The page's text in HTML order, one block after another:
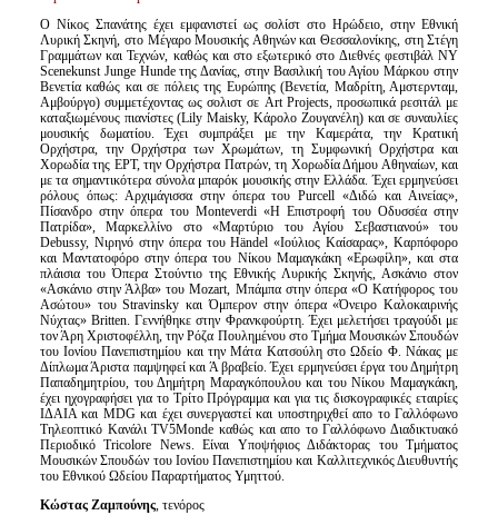
Ο Νίκος Σπανάτης έχει εμφανιστεί ως σολίστ στο Ηρώδειο, στην Εθνική
Λυρική Σκηνή, στο Μέγαρο Μουσικής Αθηνών και Θεσσαλονίκης, στη Στέγη
Γραμμάτων και Τεχνών, καθώς και στο εξωτερικό στο Διεθνές φεστιβάλ NY
Scenekunst Junge Hunde της Δανίας, στην Βασιλική του Αγίου Μάρκου στην
Βενετία καθώς και σε πόλεις της Ευρώπης (Βενετία, Μαδρίτη, Αμστερνταμ,
Αμβούργο) συμμετέχοντας ως σολιστ σε Art Projects, προσωπικά ρεσιτάλ με
καταξιωμένους πιανίστες (Lily Maisky, Κάρολο Ζουγανέλη) και σε συναυλίες
μουσικής δωματίου. Έχει συμπράξει με την Καμεράτα, την Κρατική
Ορχήστρα, την Ορχήστρα των Χρωμάτων, τη Συμφωνική Ορχήστρα και
Χορωδία της ΕΡΤ, την Ορχήστρα Πατρών, τη Χορωδία Δήμου Αθηναίων, και
με τα σημαντικότερα σύνολα μπαρόκ μουσικής στην Ελλάδα. Έχει ερμηνεύσει
ρόλους όπως: Αρχιμάγισσα στην όπερα του Purcell «Διδώ και Αινείας»,
Πίσανδρο στην όπερα του Monteverdi «Η Επιστροφή του Οδυσσέα στην
Πατρίδα», Μαρκελλίνο στο «Μαρτύριο του Αγίου Σεβαστιανού» του
Debussy, Νιρηνό στην όπερα του Händel «Ιούλιος Καίσαρας», Καρπόφορο
και Μαντατοφόρο στην όπερα του Νίκου Μαμαγκάκη «Ερωφίλη», και στα
πλάισια του Όπερα Στούντιο της Εθνικής Λυρικής Σκηνής, Ασκάνιο στον
«Ασκάνιο στην Άλβα» του Mozart, Μπάμπα στην όπερα «Ο Κατήφορος του
Ασώτου» του Stravinsky και Όμπερον στην όπερα «Όνειρο Καλοκαιρινής
Νύχτας» Britten. Γεννήθηκε στην Φρανκφούρτη. Έχει μελετήσει τραγούδι με
τον Άρη Χριστοφέλλη, την Ρόζα Πουλημένου στο Τμήμα Μουσικών Σπουδών
του Ιονίου Πανεπιστημίου και την Μάτα Κατσούλη στο Ωδείο Φ. Νάκας με
Δίπλωμα Άριστα παμψηφεί και Ά βραβείο. Έχει ερμηνεύσει έργα του Δημήτρη
Παπαδημητρίου, του Δημήτρη Μαραγκόπουλου και του Νίκου Μαμαγκάκη,
έχει ηχογραφήσει για το Τρίτο Πρόγραμμα και για τις δισκογραφικές εταιρίες
ΙΔΑΙΑ και MDG και έχει συνεργαστεί και υποστηριχθεί απο το Γαλλόφωνο
Τηλεοπτικό Κανάλι TV5Monde καθώς και απο το Γαλλόφωνο Διαδικτυακό
Περιοδικό Tricolore News. Είναι Υποψήφιος Διδάκτορας του Τμήματος
Μουσικών Σπουδών του Ιονίου Πανεπιστημίου και Καλλιτεχνικός Διευθυντής
του Εθνικού Ωδείου Παραρτήματος Υμηττού.
Κώστας Ζαμπούνης, τενόρος